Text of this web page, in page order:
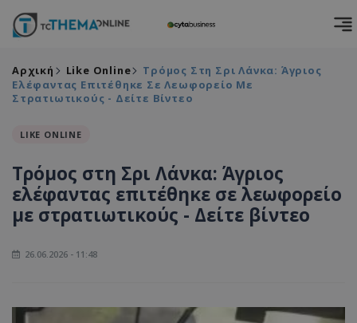
Αρχική Like Online
Τρόμος Στη Σρι Λάνκα: Άγριος
Ελέφαντας Επιτέθηκε Σε Λεωφορείο Με
Στρατιωτικούς - Δείτε Βίντεο
LIKE ONLINE
Τρόμος στη Σρι Λάνκα: Άγριος
ελέφαντας επιτέθηκε σε λεωφορείο
με στρατιωτικούς - Δείτε βίντεο
26.06.2026 - 11:48